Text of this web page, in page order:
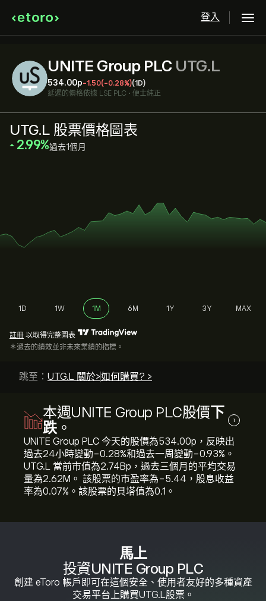
登入
UNITE Group PLC UTG.L
534.00‎p‎-1.50(-0.28%)(1D)
延遲的價格依據 LSE PLC • 便士純正
馬上
投資UNITE Group PLC
創建 eToro 帳戶即可在這個安全、使用者友好的多種資產
交易平台上購買UTG.L股票。
UTG.L 股票價格圖表
‎2.99‎ 過去1個月
1D 1W 1M 6M 1Y 3Y MAX
註冊 以取得完整圖表
＊過去的績效並非未來業績的指標。
跳至： UTG.L 關於>如何購買? >
本週UNITE Group PLC股價下
跌。 i
UNITE Group PLC 今天的股價為534.00‎p‎，反映出
過去24小時變動‎-0.28‎%和過去一周變動‎-0.93‎%。
UTG.L 當前市值為2.74B‎p‎，過去三個月的平均交易
量為2.62M。 該股票的市盈率為-5.44，股息收益
率為0.07%。該股票的貝塔值為0.1。